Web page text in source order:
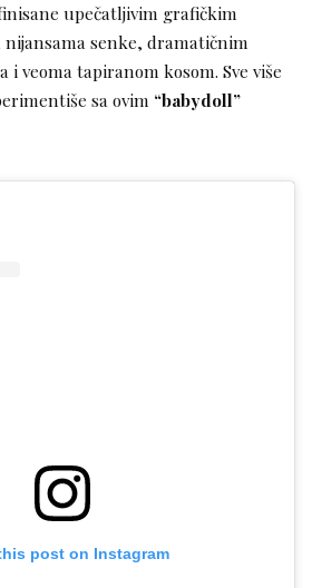
upečatljivim grafičkim
senke, dramatičnim
i veoma tapiranom kosom. Sve više
sa ovim “babydoll”
post on Instagram